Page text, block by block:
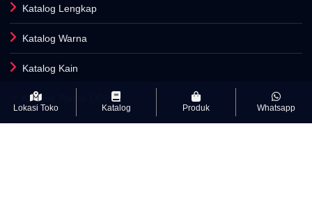
Katalog Lengkap
Katalog Warna
Katalog Kain
Katalog Plastik OPP
Lokasi Toko Katalog Produk Whatsapp